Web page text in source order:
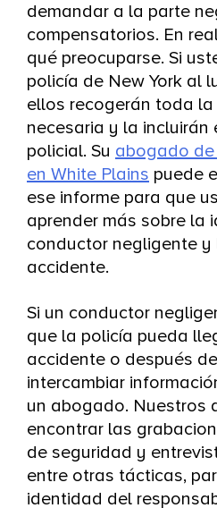
demandar a la parte
compensatorios. En
qué preocuparse. Si
policía de New York al
ellos recogerán toda la
necesaria y la incluirán
policial. Su abogado
en White Plains puede
ese informe para que
aprender más sobre la
conductor negligente y
accidente.
Si un conductor
que la policía pueda
accidente o después
intercambiar
un abogado. Nuestros
encontrar las
de seguridad y
entre otras tácticas,
identidad del